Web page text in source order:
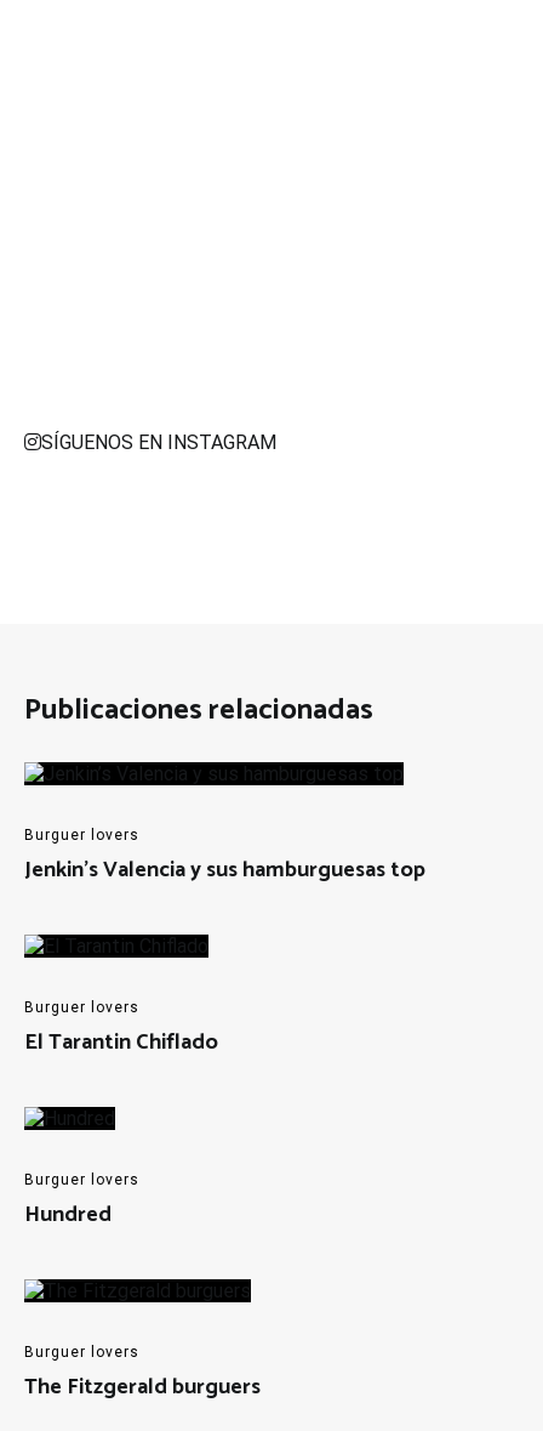
SÍGUENOS EN INSTAGRAM
Publicaciones relacionadas
Burguer lovers
Jenkin’s Valencia y sus hamburguesas top
Burguer lovers
El Tarantin Chiflado
Burguer lovers
Hundred
Burguer lovers
The Fitzgerald burguers